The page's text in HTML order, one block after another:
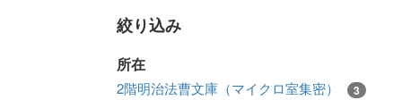
絞り込み
所在
2階明治法曹文庫（マイクロ室集密） 3